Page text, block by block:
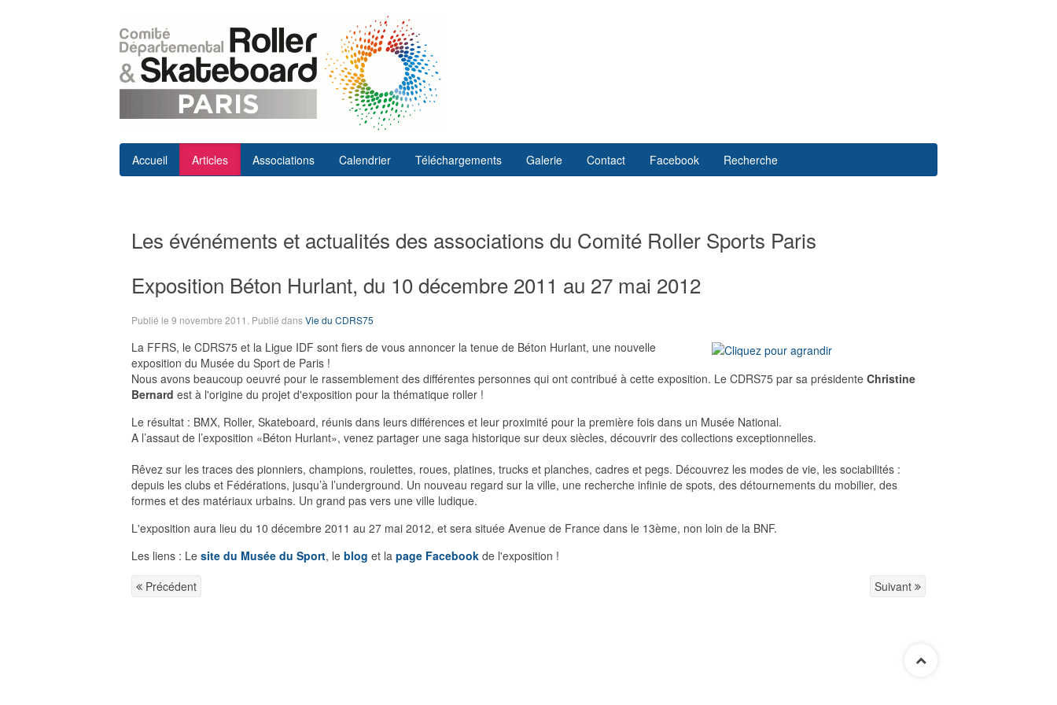
Accueil Articles Associations Calendrier Téléchargements Galerie Contact Facebook Recherche
Les événéments et actualités des associations du Comité Roller Sports Paris
Exposition Béton Hurlant, du 10 décembre 2011 au 27 mai 2012
Publié le 9 novembre 2011 . Publié dansVie du CDRS75
La FFRS, le CDRS75 et la Ligue IDF sont fiers de vous annoncer la tenue de Béton Hurlant, une nouvelle
exposition du Musée du Sport de Paris !
Nous avons beaucoup oeuvré pour le rassemblement des différentes personnes qui ont contribué à cette exposition. Le CDRS75 par sa présidente Christine
Bernard est à l'origine du projet d'exposition pour la thématique roller !
Le résultat : BMX, Roller, Skateboard, réunis dans leurs différences et leur proximité pour la première fois dans un Musée National.
A l’assaut de l’exposition «Béton Hurlant», venez partager une saga historique sur deux siècles, découvrir des collections exceptionnelles.
Rêvez sur les traces des pionniers, champions, roulettes, roues, platines, trucks et planches, cadres et pegs. Découvrez les modes de vie, les sociabilités :
depuis les clubs et Fédérations, jusqu’à l’underground. Un nouveau regard sur la ville, une recherche infinie de spots, des détournements du mobilier, des
formes et des matériaux urbains. Un grand pas vers une ville ludique.
L'exposition aura lieu du 10 décembre 2011 au 27 mai 2012, et sera située Avenue de France dans le 13ème, non loin de la BNF.
Les liens : Le site du Musée du Sport, le blog et la page Facebook de l'exposition !
Précédent
Suivant